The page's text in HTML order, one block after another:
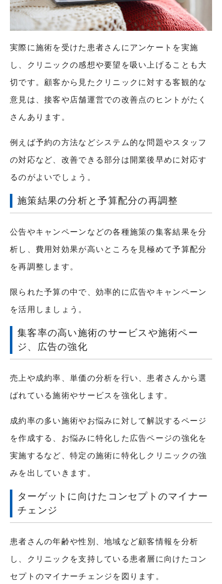
実際に施術を受けた患者さんにアンケートを実施
し、クリニックの感想や要望を吸い上げることも大
切です。顧客から見たクリニックに対する客観的な
意見は、接客や店舗運営での改善点のヒントがたく
さんあります。
例えば予約の方法などシステム的な問題やスタッフ
の対応など、改善できる部分は開業後早めに対応す
るのがよいでしょう。
施策結果の分析と予算配分の再調整
公告やキャンペーンなどの各種施策の集客結果を分
析し、費用対効果が高いところを見極めて予算配分
を再調整します。
限られた予算の中で、効率的に広告やキャンペーン
を活用しましょう。
集客率の高い施術のサービスや施術ペー
ジ、広告の強化
売上や成約率、単価の分析を行い、患者さんから選
ばれている施術やサービスを強化します。
成約率の多い施術やお悩みに対して解説するページ
を作成する、お悩みに特化した広告ページの強化を
実施するなど、特定の施術に特化しクリニックの強
みを出していきます。
ターゲットに向けたコンセプトのマイナー
チェンジ
患者さんの年齢や性別、地域など顧客情報を分析
し、クリニックを支持している患者層に向けたコン
セプトのマイナーチェンジを図ります。